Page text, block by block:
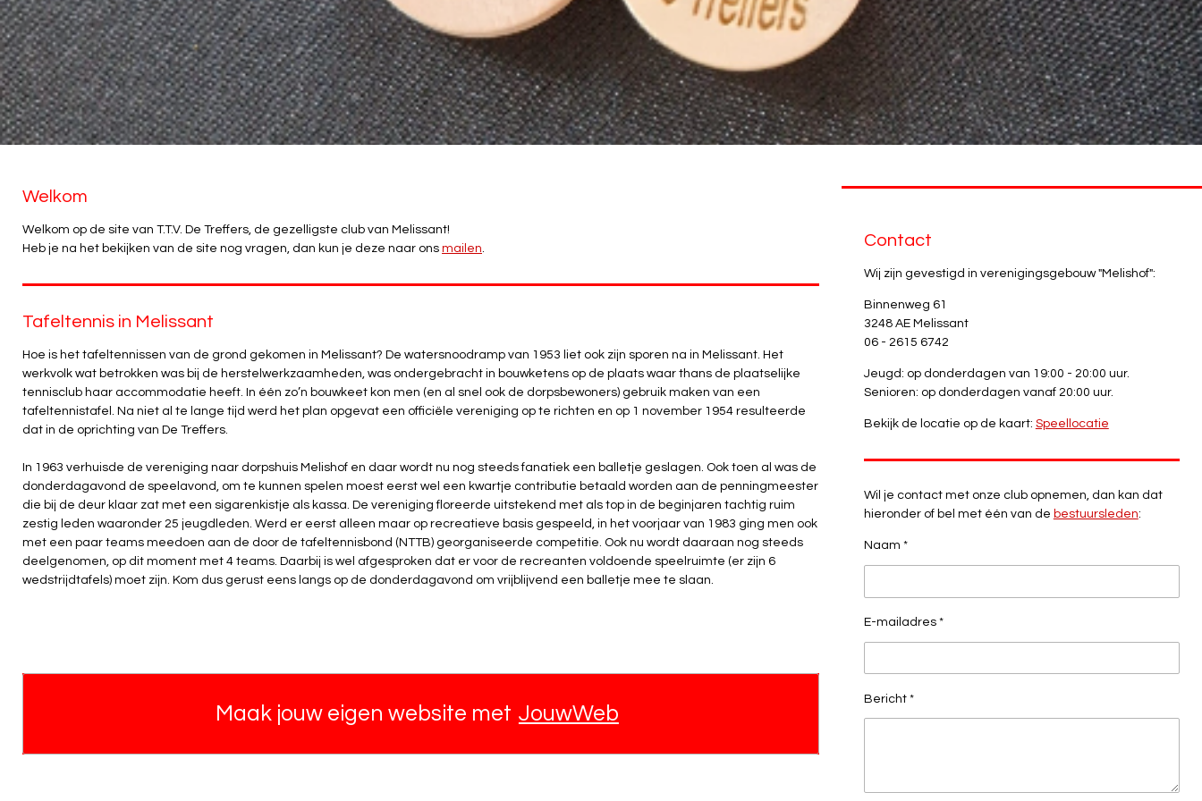
Welkom
Welkom op de site van T.T.V. De Treffers, de gezelligste club van Melissant!
Heb je na het bekijken van de site nog vragen, dan kun je deze naar ons mailen.
Tafeltennis in Melissant
Hoe is het tafeltennissen van de grond gekomen in Melissant? De watersnoodramp van 1953 liet ook zijn sporen na in Melissant. Het
werkvolk wat betrokken was bij de herstelwerkzaamheden, was ondergebracht in bouwketens op de plaats waar thans de plaatselijke
tennisclub haar accommodatie heeft. In één zo’n bouwkeet kon men (en al snel ook de dorpsbewoners) gebruik maken van een
tafeltennistafel. Na niet al te lange tijd werd het plan opgevat een officiële vereniging op te richten en op 1 november 1954 resulteerde
dat in de oprichting van De Treffers.
In 1963 verhuisde de vereniging naar dorpshuis Melishof en daar wordt nu nog steeds fanatiek een balletje geslagen. Ook toen al was de
donderdagavond de speelavond, om te kunnen spelen moest eerst wel een kwartje contributie betaald worden aan de penningmeester
die bij de deur klaar zat met een sigarenkistje als kassa. De vereniging floreerde uitstekend met als top in de beginjaren tachtig ruim
zestig leden waaronder 25 jeugdleden. Werd er eerst alleen maar op recreatieve basis gespeeld, in het voorjaar van 1983 ging men ook
met een paar teams meedoen aan de door de tafeltennisbond (NTTB) georganiseerde competitie. Ook nu wordt daaraan nog steeds
deelgenomen, op dit moment met 4 teams. Daarbij is wel afgesproken dat er voor de recreanten voldoende speelruimte (er zijn 6
wedstrijdtafels) moet zijn. Kom dus gerust eens langs op de donderdagavond om vrijblijvend een balletje mee te slaan.
Maak jouw eigen website met JouwWeb
Contact
Wij zijn gevestigd in verenigingsgebouw "Melishof":
Binnenweg 61
3248 AE Melissant
06 - 2615 6742
Jeugd: op donderdagen van 19:00 - 20:00 uur.
Senioren: op donderdagen vanaf 20:00 uur.
Bekijk de locatie op de kaart: Speellocatie
Wil je contact met onze club opnemen, dan kan dat
hieronder of bel met één van de bestuursleden:
Naam *
E-mailadres *
Bericht *